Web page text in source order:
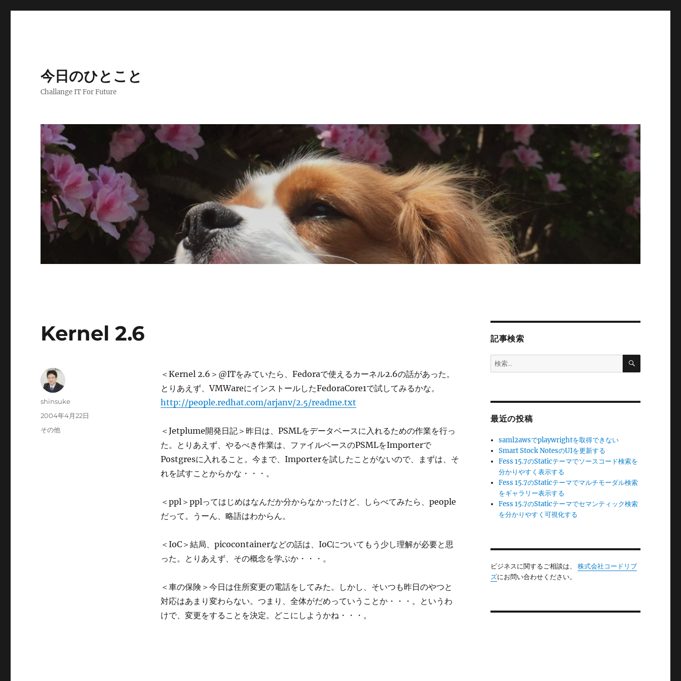
今日のひとこと
Challange IT For Future
Kernel 2.6
＜Kernel 2.6＞@ITをみていたら、Fedoraで使えるカーネル2.6の話があった。
とりあえず、VMWareにインストールしたFedoraCore1で試してみるかな。
http://people.redhat.com/arjanv/2.5/readme.txt
＜Jetplume開発日記＞昨日は、PSMLをデータベースに入れるための作業を行っ
た。とりあえず、やるべき作業は、ファイルベースのPSMLをImporterで
Postgresに入れること。今まで、Importerを試したことがないので、まずは、そ
れを試すことからかな・・・。
＜ppl＞pplってはじめはなんだか分からなかったけど、しらべてみたら、people
だって。うーん、略語はわからん。
＜IoC＞結局、picocontainerなどの話は、IoCについてもう少し理解が必要と思
った。とりあえず、その概念を学ぶか・・・。
＜車の保険＞今日は住所変更の電話をしてみた。しかし、そいつも昨日のやつと
対応はあまり変わらない。つまり、全体がだめっていうことか・・・。というわ
けで、変更をすることを決定。どこにしようかね・・・。
投
shinsuke
投
2004年4月22日
カ
その他
記事検索
検
索:
検
最近の投稿
saml2awsでplaywrightを取得できない
Smart Stock NotesのUIを更新する
Fess 15.7のStaticテーマでソースコード検索を
分かりやすく表示する
Fess 15.7のStaticテーマでマルチモーダル検索
をギャラリー表示する
Fess 15.7のStaticテーマでセマンティック検索
を分かりやすく可視化する
ビジネスに関するご相談は、 株式会社コードリブ
ズにお問い合わせください。